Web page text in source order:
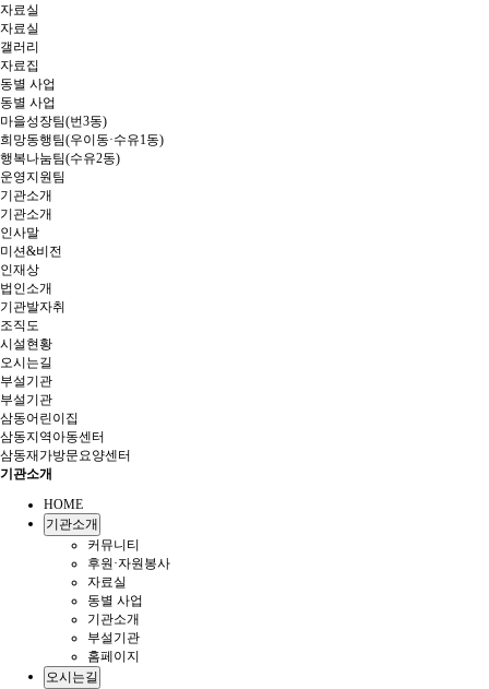
자료실
자료실
갤러리
자료집
동별 사업
동별 사업
마을성장팀(번3동)
희망동행팀(우이동·수유1동)
행복나눔팀(수유2동)
운영지원팀
기관소개
기관소개
인사말
미션&비전
인재상
법인소개
기관발자취
조직도
시설현황
오시는길
부설기관
부설기관
삼동어린이집
삼동지역아동센터
삼동재가방문요양센터
기관소개
HOME
기관소개
커뮤니티
후원·자원봉사
자료실
동별 사업
기관소개
부설기관
홈페이지
오시는길